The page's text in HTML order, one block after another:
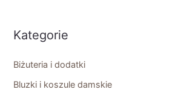
Kategorie
Biżuteria i dodatki
Bluzki i koszule damskie